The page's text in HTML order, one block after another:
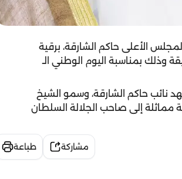
الأعلى حاكم الشارقة، برقية
وذلك بمناسبة اليوم الوطني الـ
حاكم الشارقة، وسمو الشيخ
مماثلة إلى صاحب الجلالة السلطان
مشاركة طباعة